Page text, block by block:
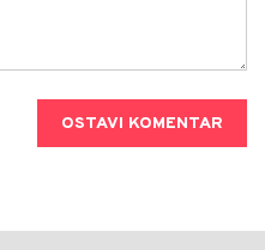
OSTAVI KOMENTAR